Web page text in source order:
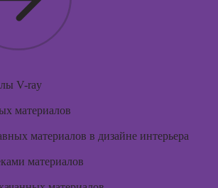
V-ray
материалов
материалов в дизайне интерьера
материалов